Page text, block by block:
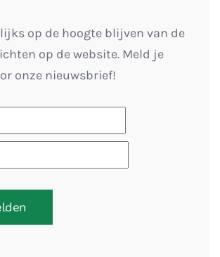
op de hoogte blijven van de
op de website. Meld je
onze nieuwsbrief!